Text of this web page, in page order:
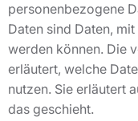
personenbezogene
Daten sind Daten,
werden können. Die
erläutert, welche
nutzen. Sie erläutert
das geschieht.